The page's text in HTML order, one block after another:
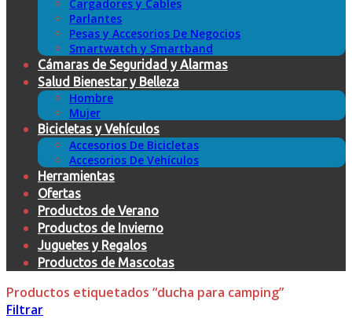
Cargadores y Cables
Parlantes
Pesas y Accesorios De Negocios
Smartwatch y Smartband
Cámaras de Seguridad y Alarmas
Salud Bienestar y Belleza
Hombre
Mujer
Bicicletas y Vehículos
Accesorios De Bicicletas
Accesorios De Vehículos
Herramientas
Ofertas
Productos de Verano
Productos de Invierno
Juguetes y Regalos
Productos de Mascotas
Productos etiquetados “ducha para camping”
Filtrar